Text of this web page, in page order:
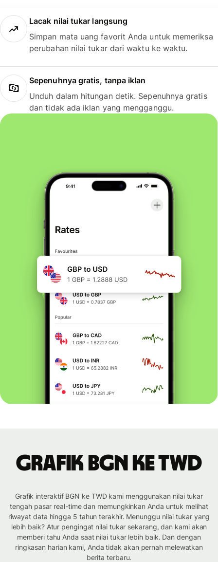
Lacak nilai tukar langsung
Simpan mata uang favorit Anda untuk memeriksa
perubahan nilai tukar dari waktu ke waktu.
Sepenuhnya gratis, tanpa iklan
Unduh dalam hitungan detik. Sepenuhnya gratis
dan tidak ada iklan yang mengganggu.
Grafik BGN ke TWD
Grafik interaktif BGN ke TWD kami menggunakan nilai tukar
tengah pasar real-time dan memungkinkan Anda untuk melihat
riwayat data hingga 5 tahun terakhir. Menunggu nilai tukar yang
lebih baik? Atur pengingat nilai tukar sekarang, dan kami akan
memberi tahu Anda saat nilai tukar lebih baik. Dan dengan
ringkasan harian kami, Anda tidak akan pernah melewatkan
berita terbaru.